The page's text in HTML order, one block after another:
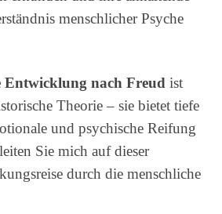
menschlicher Psyche
Entwicklung nach Freud ist
Theorie – sie bietet tiefe
und psychische Reifung
Sie mich auf dieser
durch die menschliche